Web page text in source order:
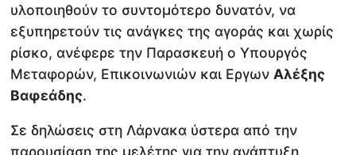
υλοποιηθούν το συντομότερο δυνατόν, να
εξυπηρετούν τις ανάγκες της αγοράς και χωρίς
ρίσκο, ανέφερε την Παρασκευή ο Υπουργός
Μεταφορών, Επικοινωνιών και Εργων Αλέξης
Βαφεάδης.
Σε δηλώσεις στη Λάρνακα ύστερα από την
παρουσίαση της μελέτης για την ανάπτυξη